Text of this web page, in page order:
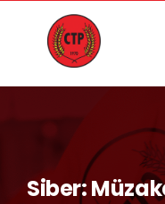
Siber: